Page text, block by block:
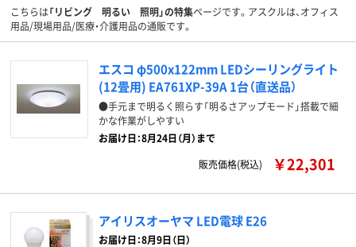
こちらは「リビング 明るい 照明」の特集ページです。アスクルは、オフィス
用品/現場用品/医療・介護用品の通販です。
エスコ φ500x122mm LEDシーリングライト
(12畳用) EA761XP-39A 1台（直送品）
●手元まで明るく照らす「明るさアップモード」搭載で細
かな作業がしやすい
お届け日：8月24日（月）まで
販売価格(税込)
￥22,301
アイリスオーヤマ LED電球 E26
お届け日：8月9日（日）